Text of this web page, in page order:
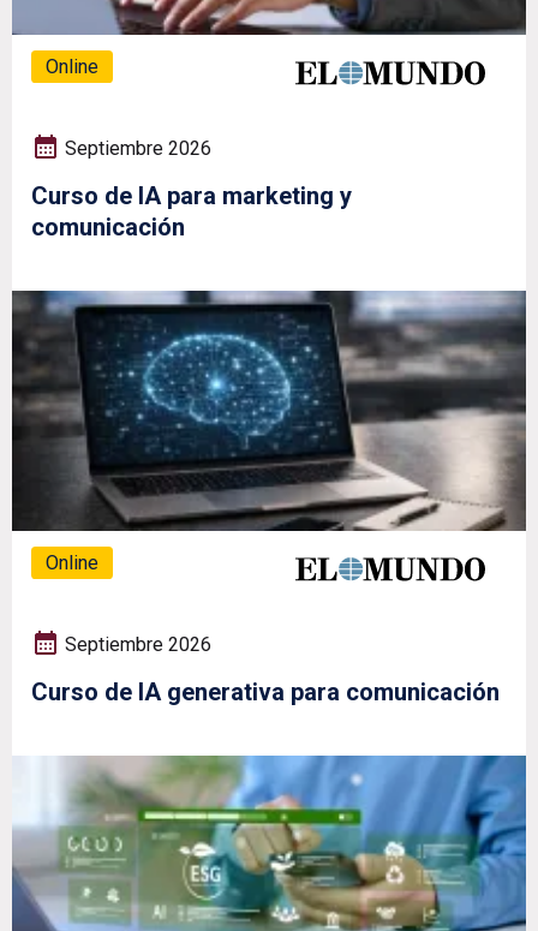
Online
Septiembre 2026
Curso de IA para marketing y
comunicación
Online
Septiembre 2026
Curso de IA generativa para comunicación